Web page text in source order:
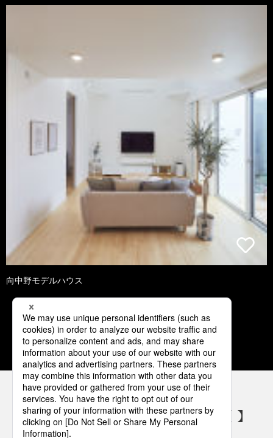
向中野モデルハウス
1 2 3 4 5
パナソニックの電気設備 SNSアカウント